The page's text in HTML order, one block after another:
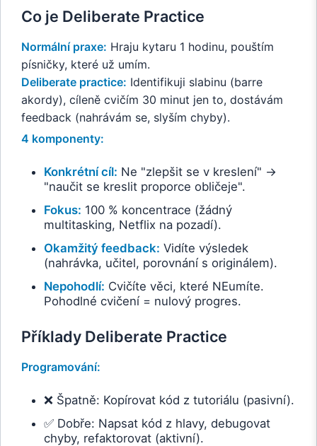
Co je Deliberate Practice
Normální praxe: Hraju kytaru 1 hodinu, pouštím
písničky, které už umím.
Deliberate practice: Identifikuji slabinu (barre
akordy), cíleně cvičím 30 minut jen to, dostávám
feedback (nahrávám se, slyším chyby).
4 komponenty:
Konkrétní cíl: Ne "zlepšit se v kreslení" →
"naučit se kreslit proporce obličeje".
Fokus: 100 % koncentrace (žádný
multitasking, Netflix na pozadí).
Okamžitý feedback: Vidíte výsledek
(nahrávka, učitel, porovnání s originálem).
Nepohodlí: Cvičíte věci, které NEumíte.
Pohodlné cvičení = nulový progres.
Příklady Deliberate Practice
Programování:
❌ Špatně: Kopírovat kód z tutoriálu (pasivní).
✅ Dobře: Napsat kód z hlavy, debugovat
chyby, refaktorovat (aktivní).